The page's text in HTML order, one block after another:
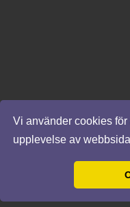
Vi använder cookies
upplevelse av